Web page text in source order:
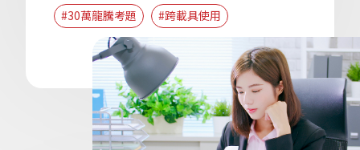
#30萬龍騰考題 #跨載具使用